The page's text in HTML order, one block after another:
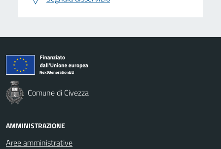
Comune di Civezza
AMMINISTRAZIONE
Aree amministrative